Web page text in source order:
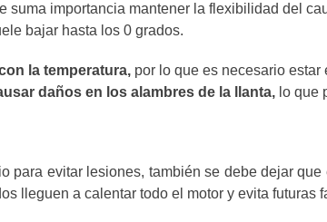
suma importancia mantener la flexibilidad del
bajar hasta los 0 grados.
la temperatura,por lo que es necesario estar
daños en los alambres de la llanta, lo que
para evitar lesiones, también se debe dejar
lleguen a calentar todo el motor y evita futuras